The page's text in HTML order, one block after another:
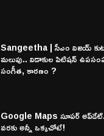
Sangeetha | సీఎం విజయ్
మలుపు.. విడాకుల పిటిషన్
సంగీత, కారణం ?
Google Maps సూపర్
వరకు అన్నీ ఒక్కచోటే!